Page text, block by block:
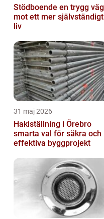
Stödboende en trygg väg
mot ett mer självständigt
liv
31 maj 2026
Hakiställning i Örebro
smarta val för säkra och
effektiva byggprojekt